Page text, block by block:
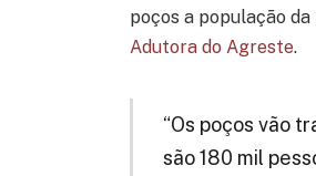
poços a população
Adutora do Agreste.
“Os poços vão
são 180 mil